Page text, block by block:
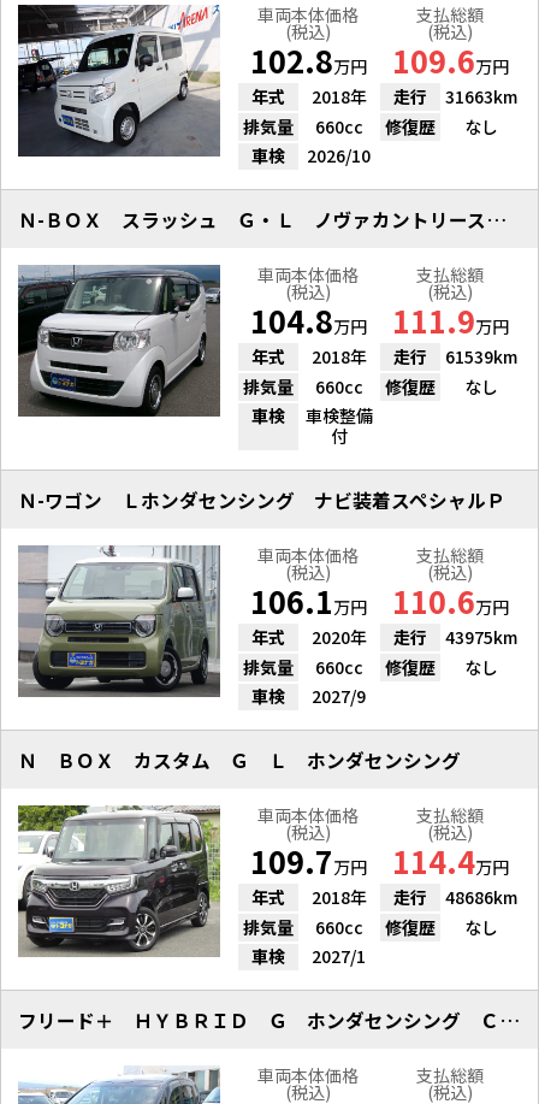
車両本体価格
(税込)
102.8万円
支払総額
(税込)
109.6万円
年式
2018年 走行
31663km
排気量
660cc 修復歴
なし
車検
2026/10
Ｎ-ＢＯＸ スラッシュ Ｇ・Ｌ ノヴァカントリースタイル
車両本体価格
(税込)
104.8万円
支払総額
(税込)
111.9万円
年式
2018年 走行
61539km
排気量
660cc 修復歴
なし
車検
車検整備
付
Ｎ-ワゴン Ｌホンダセンシング ナビ装着スペシャルＰ
車両本体価格
(税込)
106.1万円
支払総額
(税込)
110.6万円
年式
2020年 走行
43975km
排気量
660cc 修復歴
なし
車検
2027/9
Ｎ ＢＯＸ カスタム Ｇ Ｌ ホンダセンシング
車両本体価格
(税込)
109.7万円
支払総額
(税込)
114.4万円
年式
2018年 走行
48686km
排気量
660cc 修復歴
なし
車検
2027/1
フリード＋ ＨＹＢＲＩＤ Ｇ ホンダセンシング Ｃパッケージ
車両本体価格
(税込)
支払総額
(税込)